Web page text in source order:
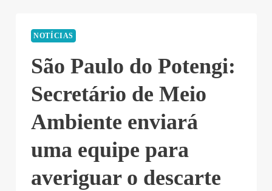
NOTÍCIAS
São Paulo do Potengi:
Secretário de Meio
Ambiente enviará
uma equipe para
averiguar o descarte